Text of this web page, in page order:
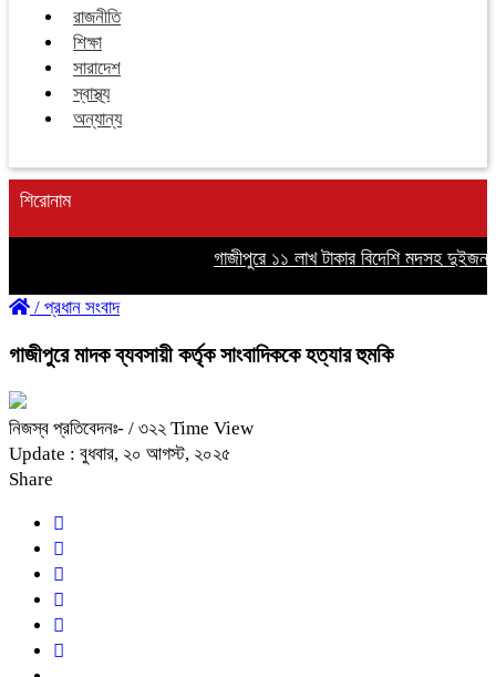
রাজনীতি
শিক্ষা
সারাদেশ
স্বাস্থ্য
অন্যান্য
শিরোনাম
গাজীপুরে ১১ লাখ টাকার বিদেশি মদসহ দুইজন
/ প্রধান সংবাদ
গাজীপুরে মাদক ব্যবসায়ী কর্তৃক সাংবাদিককে হত্যার হুমকি
নিজস্ব প্রতিবেদনঃ- / ৩২২ Time View
Update : বুধবার, ২০ আগস্ট, ২০২৫
Share